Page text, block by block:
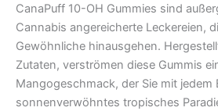
CanaPuff 10-OH Gummies sind
Cannabis angereicherte Leckereien,
Gewöhnliche hinausgehen.
Zutaten, verströmen diese Gummis
Mangogeschmack, der Sie mit jedem
sonnenverwöhntes tropisches